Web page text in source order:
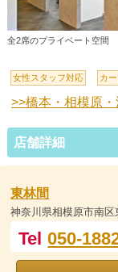
全2席のプライベート空間
女性スタッフ対応 カ
>>橋本・相模原
店舗詳細
東林間
神奈川県相模原市南
Tel050-